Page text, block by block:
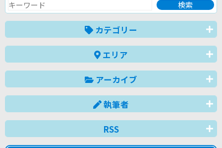
カテゴリー
エリア
アーカイブ
執筆者
RSS